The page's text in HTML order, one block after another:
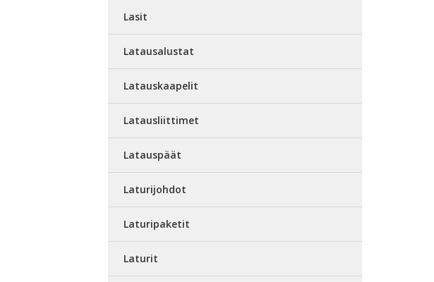
Lasit
Latausalustat
Latauskaapelit
Latausliittimet
Latauspäät
Laturijohdot
Laturipaketit
Laturit